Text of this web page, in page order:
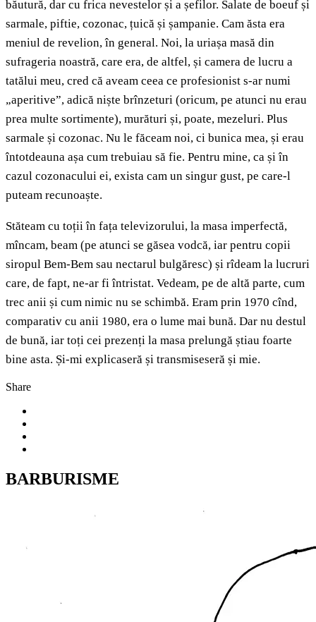
băutură, dar cu frica nevestelor și a șefilor. Salate de boeuf și
sarmale, piftie, cozonac, țuică și șampanie. Cam ăsta era
meniul de revelion, în general. Noi, la uriașa masă din
sufrageria noastră, care era, de altfel, și camera de lucru a
tatălui meu, cred că aveam ceea ce profesionist s-ar numi
„aperitive”, adică niște brînzeturi (oricum, pe atunci nu erau
prea multe sortimente), murături și, poate, mezeluri. Plus
sarmale și cozonac. Nu le făceam noi, ci bunica mea, și erau
întotdeauna așa cum trebuiau să fie. Pentru mine, ca și în
cazul cozonacului ei, exista cam un singur gust, pe care-l
puteam recunoaște.
Stăteam cu toții în fața televizorului, la masa imperfectă,
mîncam, beam (pe atunci se găsea vodcă, iar pentru copii
siropul Bem-Bem sau nectarul bulgăresc) și rîdeam la lucruri
care, de fapt, ne-ar fi întristat. Vedeam, pe de altă parte, cum
trec anii și cum nimic nu se schimbă. Eram prin 1970 cînd,
comparativ cu anii 1980, era o lume mai bună. Dar nu destul
de bună, iar toți cei prezenți la masa prelungă știau foarte
bine asta. Și-mi explicaseră și transmiseseră și mie.
Share
BARBURISME